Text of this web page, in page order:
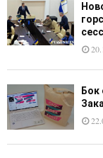
Бок